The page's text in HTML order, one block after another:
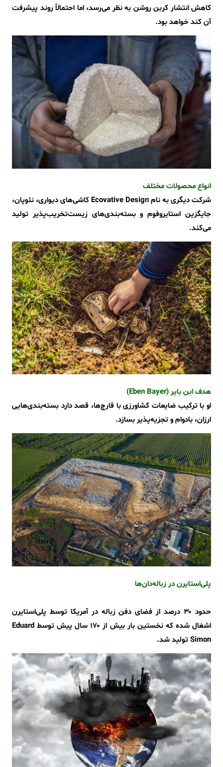
کاهش انتشار کربن روشن به نظر می‌رسد، اما احتمالاً روند پیشرفت
آن کند خواهد بود.
انواع محصولات مختلف
شرکت دیگری به نام Ecovative Design کاشی‌های دیواری، نئوپان،
جایگزین استایروفوم و بسته‌بندی‌های زیست‌تخریب‌پذیر تولید
می‌کند.
هدف ابن بایر (Eben Bayer)
او با ترکیب ضایعات کشاورزی با قارچ‌ها، قصد دارد بسته‌بندی‌هایی
ارزان، بادوام و تجزیه‌پذیر بسازد.
پلی‌استایرن در زباله‌دان‌ها
حدود ۳۰ درصد از فضای دفن زباله در آمریکا توسط پلی‌استایرن
اشغال شده که نخستین بار بیش از ۱۷۰ سال پیش توسط Eduard
Simon تولید شد.